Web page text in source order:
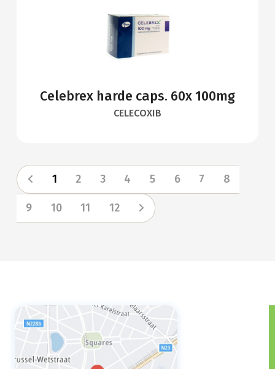
Celebrex harde caps. 60x 100mg
CELECOXIB
1 2 3 4 5 6 7 8
9 10 11 12